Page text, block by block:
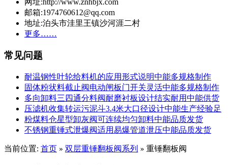
网址:http://www.znhbjx.com
邮箱:1974760612@qq.com
地址:泊头市洼里王镇沙河涯二村
更多……
常见问题
耐温钢性叶轮给料机的应用形式说明中能多规格制作
固体粉状料截止阀电动闸板门开关灵活中能多规格制作
多向卸料三四通分料阀耐磨衬板设计结实耐用中能供货
压滤机收集转运污泥斗3.4米大口径设计中能生产经验足
粉煤料仓星型卸灰阀可连续均匀卸料中能品质发货
不锈钢重锤式泄爆阀适用易爆管道泄压中能品质发货
当前位置: 首页 » 双层重锤翻板阀系列 » 重锤翻板阀